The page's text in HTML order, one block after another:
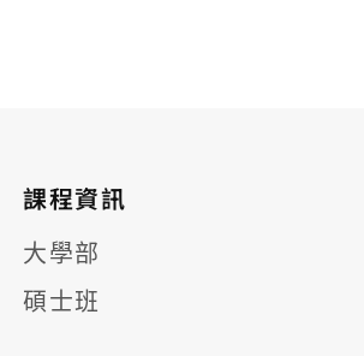
課程資訊
大學部
碩士班